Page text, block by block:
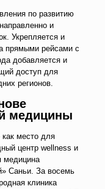
по развитию
и
Укрепляется и
прямыми рейсами с
добавляется и
доступ для
регионов.
медицины
как место для
центр wellness и
медицина
Саньи. За восемь
клиника